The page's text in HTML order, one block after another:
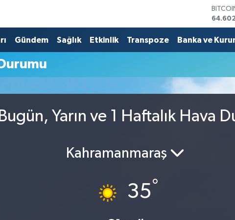
DOLAR
13.768
Gündem Sağlık Etkinlik Transpoze Banka ve
Yarın ve 1 Haftalık Hava
Kahramanmaraş
35°